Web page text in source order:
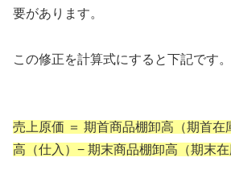
要があります。
この修正を計算式にすると下記です。
売上原価 ＝ 期首商品棚卸高（期首在
高（仕入）− 期末商品棚卸高（期末在